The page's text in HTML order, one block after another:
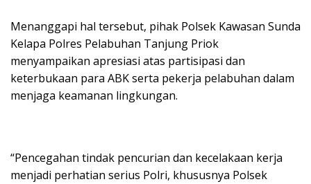
Menanggapi hal tersebut, pihak Polsek Kawasan Sunda
Kelapa Polres Pelabuhan Tanjung Priok
menyampaikan apresiasi atas partisipasi dan
keterbukaan para ABK serta pekerja pelabuhan dalam
menjaga keamanan lingkungan.
“Pencegahan tindak pencurian dan kecelakaan kerja
menjadi perhatian serius Polri, khususnya Polsek